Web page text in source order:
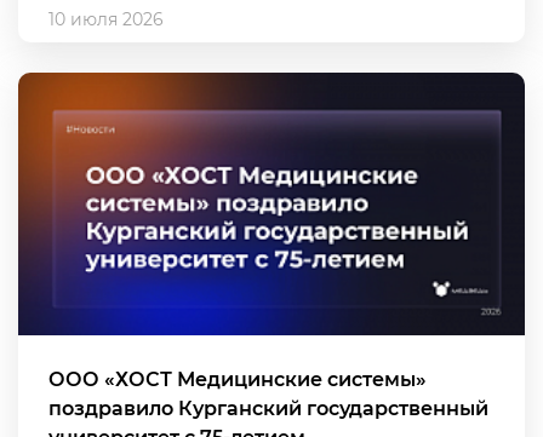
10 июля 2026
ООО «ХОСТ Медицинские системы»
поздравило Курганский государственный